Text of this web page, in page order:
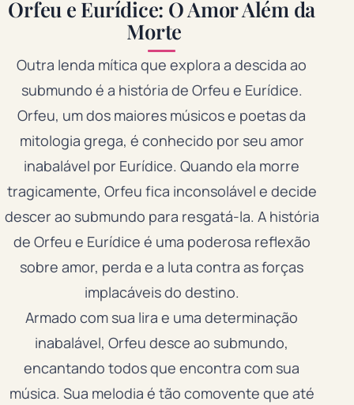
Orfeu e Eurídice: O Amor Além da
Morte
Outra lenda mítica que explora a descida ao
submundo é a história de Orfeu e Eurídice.
Orfeu, um dos maiores músicos e poetas da
mitologia grega, é conhecido por seu amor
inabalável por Eurídice. Quando ela morre
tragicamente, Orfeu fica inconsolável e decide
descer ao submundo para resgatá-la. A história
de Orfeu e Eurídice é uma poderosa reflexão
sobre amor, perda e a luta contra as forças
implacáveis do destino.
Armado com sua lira e uma determinação
inabalável, Orfeu desce ao submundo,
encantando todos que encontra com sua
música. Sua melodia é tão comovente que até